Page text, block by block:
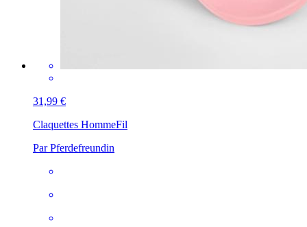
31,99 €
Claquettes HommeFil
Par Pferdefreundin